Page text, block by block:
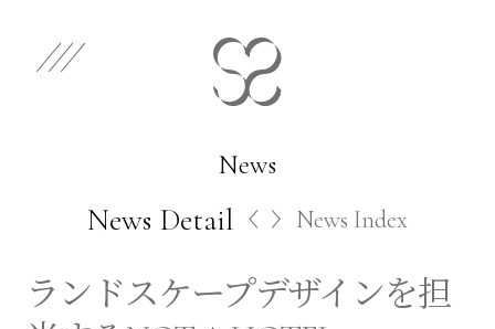
Select Category
Works
News
News Detail News Index
ランドスケープデザインを担